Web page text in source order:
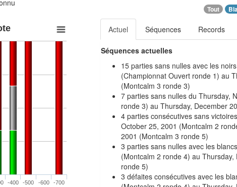
Tout
-400 -500 -600 -700
Actuel Séquences Records
Séquences actuelles
15 parties sans nulles avec les
(Championnat Ouvert ronde 1) au
(Montcalm 3 ronde 3)
7 parties sans nulles du Thursday,
ronde 3) au Thursday, December
4 parties consécutives sans
October 25, 2001 (Montcalm 2
2001 (Montcalm 3 ronde 5)
3 parties sans nulles avec les
(Montcalm 2 ronde 4) au
ronde 5)
3 défaites consécutives avec les